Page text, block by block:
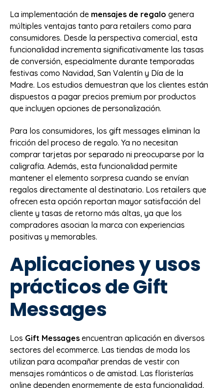
La implementación de mensajes de regalo genera
múltiples ventajas tanto para retailers como para
consumidores. Desde la perspectiva comercial, esta
funcionalidad incrementa significativamente las tasas
de conversión, especialmente durante temporadas
festivas como Navidad, San Valentín y Día de la
Madre. Los estudios demuestran que los clientes están
dispuestos a pagar precios premium por productos
que incluyen opciones de personalización.
Para los consumidores, los gift messages eliminan la
fricción del proceso de regalo. Ya no necesitan
comprar tarjetas por separado ni preocuparse por la
caligrafía. Además, esta funcionalidad permite
mantener el elemento sorpresa cuando se envían
regalos directamente al destinatario. Los retailers que
ofrecen esta opción reportan mayor satisfacción del
cliente y tasas de retorno más altas, ya que los
compradores asocian la marca con experiencias
positivas y memorables.
Aplicaciones y usos
prácticos de Gift
Messages
Los Gift Messages encuentran aplicación en diversos
sectores del ecommerce. Las tiendas de moda los
utilizan para acompañar prendas de vestir con
mensajes románticos o de amistad. Las floristerías
online dependen enormemente de esta funcionalidad,